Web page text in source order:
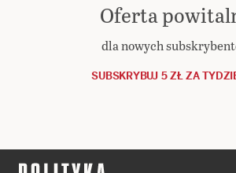
Oferta
dla nowych
SUBSKRYBUJ 5 ZŁ ZA